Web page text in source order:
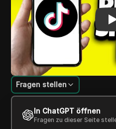
Inhaltsübersicht
Fragen stellen
In ChatGPT öffnen
Fragen zu dieser Seite
Dieses Video-Tutorial erklärt,
TikTok aufhebt. Es beschreibt